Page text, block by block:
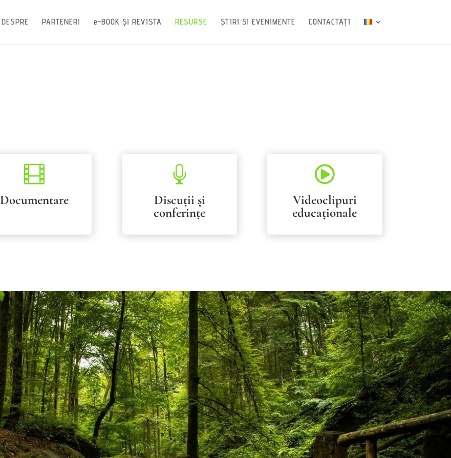
DESPRE PARTENERI e-BOOK ȘI REVISTA RESURSE ȘTIRI SI EVENIMENTE CONTACTAȚI

Documentare

Discuții și
conferințe

Videoclipuri
educaționale